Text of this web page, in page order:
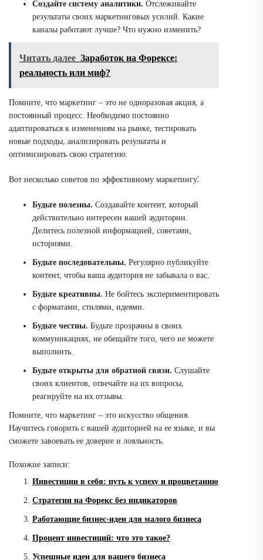
Создайте систему аналитики. Отслеживайте
результаты своих маркетинговых усилий. Какие
каналы работают лучше? Что нужно изменить?
Читать далее Заработок на Форексе:
реальность или миф?
Помните, что маркетинг – это не одноразовая акция, а
постоянный процесс. Необходимо постоянно
адаптироваться к изменениям на рынке, тестировать
новые подходы, анализировать результаты и
оптимизировать свою стратегию.
Вот несколько советов по эффективному маркетингу⁚
Будьте полезны. Создавайте контент, который
действительно интересен вашей аудитории.
Делитесь полезной информацией, советами,
историями.
Будьте последовательны. Регулярно публикуйте
контент, чтобы ваша аудитория не забывала о вас.
Будьте креативны. Не бойтесь экспериментировать
с форматами, стилями, идеями.
Будьте честны. Будьте прозрачны в своих
коммуникациях, не обещайте того, чего не можете
выполнить.
Будьте открыты для обратной связи. Слушайте
своих клиентов, отвечайте на их вопросы,
реагируйте на их отзывы.
Помните, что маркетинг – это искусство общения.
Научитесь говорить с вашей аудиторией на ее языке, и вы
сможете завоевать ее доверие и лояльность.
Похожие записи:
Инвестиции в себя: путь к успеху и процветанию
Стратегии на Форекс без индикаторов
Работающие бизнес-идеи для малого бизнеса
Процент инвестиций: что это такое?
Успешные идеи для вашего бизнеса